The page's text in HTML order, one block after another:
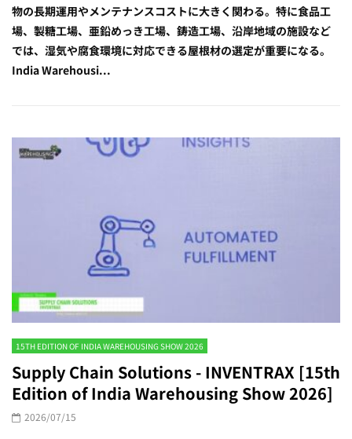
物の長期運用やメンテナンスコストに大きく関わる。特に食品工
場、製糖工場、亜鉛めっき工場、鋳造工場、沿岸地域の施設など
では、湿気や腐食環境に対応できる屋根材の選定が重要になる。
India Warehousi...
15TH EDITION OF INDIA WAREHOUSING SHOW 2026
Supply Chain Solutions - INVENTRAX [15th
Edition of India Warehousing Show 2026]
2026/07/15